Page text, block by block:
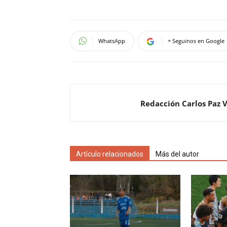
WhatsApp + Seguinos en Google
Redacción Carlos Paz
Artículo relacionados Más del autor